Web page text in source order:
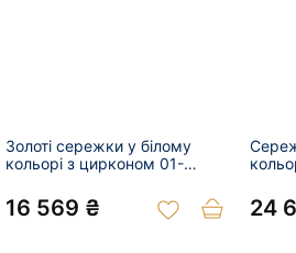
Золоті сережки у білому
кольорі з цирконом 01-
16 569 ₴ 24